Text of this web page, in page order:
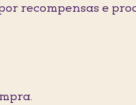
recompensas e